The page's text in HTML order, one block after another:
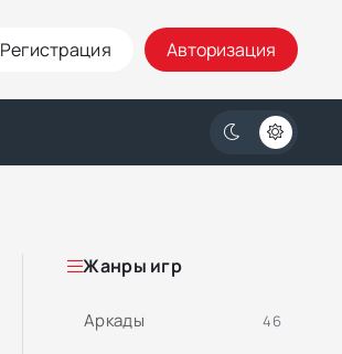
Регистрация Авторизация
Жанры игр
Аркады 46